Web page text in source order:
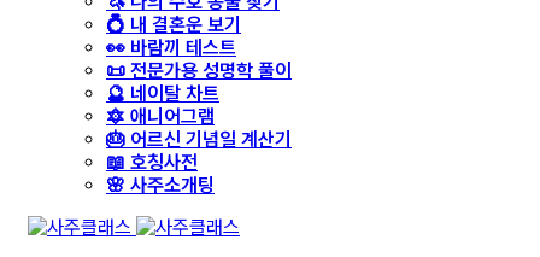
💍 내 결혼운 보기
👀 바람끼 테스트
📜 전문가용 성명학 풀이
🔮 네이탈 차트
🔯 애니어그램
🎂 어르신 기념일 계산기
📖 호칭사전
🌸 사주소개팅